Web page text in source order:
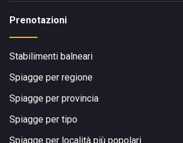
Prenotazioni
Stabilimenti balneari
Spiagge per regione
Spiagge per provincia
Spiagge per tipo
Spiagge per località più popolari